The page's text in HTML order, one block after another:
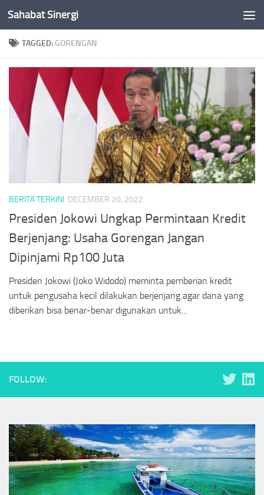
Skip to content
Sahabat Sinergi
TAGGED: GORENGAN
BERITA TERKINI DECEMBER 20, 2022
Presiden Jokowi Ungkap Permintaan Kredit
Berjenjang: Usaha Gorengan Jangan
Dipinjami Rp100 Juta
Presiden Jokowi (Joko Widodo) meminta pemberian kredit
untuk pengusaha kecil dilakukan berjenjang agar dana yang
diberikan bisa benar-benar digunakan untuk...
FOLLOW: